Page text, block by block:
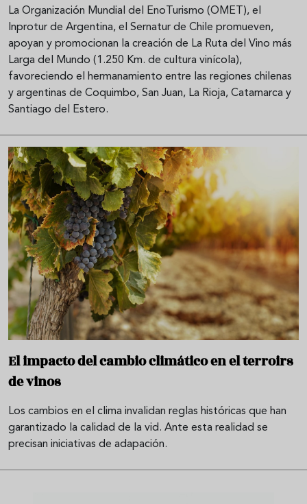
La Organización Mundial del EnoTurismo (OMET), el
Inprotur de Argentina, el Sernatur de Chile promueven,
apoyan y promocionan la creación de La Ruta del Vino más
Larga del Mundo (1.250 Km. de cultura vinícola),
favoreciendo el hermanamiento entre las regiones chilenas
y argentinas de Coquimbo, San Juan, La Rioja, Catamarca y
Santiago del Estero.
El impacto del cambio climático en el terroirs
de vinos
Los cambios en el clima invalidan reglas históricas que han
garantizado la calidad de la vid. Ante esta realidad se
precisan iniciativas de adapación.